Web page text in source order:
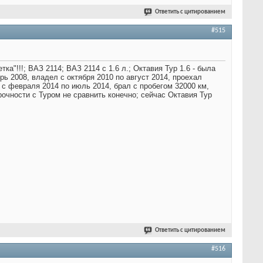
Ответить с цитированием
#515
ВАЗ 2114; ВАЗ 2114 с 1.6 л.; Октавия Тур 1.6 - была
владел с октября 2010 по август 2014, проехал
февраля 2014 по июль 2014, брал с пробегом 32000 км,
с Туром не сравнить конечно; сейчас Октавия Тур
Ответить с цитированием
#516